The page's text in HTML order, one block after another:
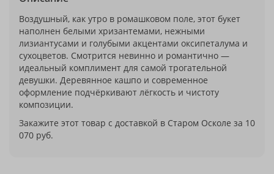
Воздушный, как утро в ромашковом поле, этот букет
наполнен белыми хризантемами, нежными
лизиантусами и голубыми акцентами оксипеталума и
сухоцветов. Смотрится невинно и романтично —
идеальный комплимент для самой трогательной
девушки. Деревянное кашпо и современное
оформление подчёркивают лёгкость и чистоту
композиции.
Закажите этот товар с доставкой в Старом Осколе за 10
070 руб.